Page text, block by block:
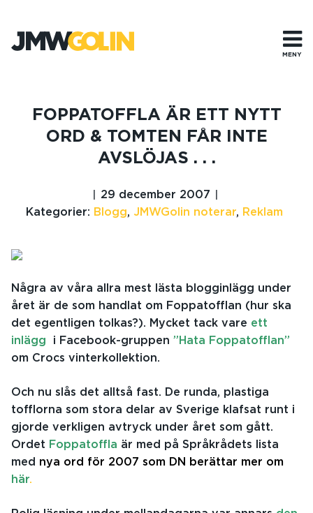
innehåll
MENY
FOPPATOFFLA ÄR ETT NYTT
ORD & TOMTEN FÅR INTE
AVSLÖJAS . . .
29 december 2007
Kategorier: Blogg, JMWGolin noterar, Reklam
Några av våra allra mest lästa blogginlägg under
året är de som handlat om Foppatofflan (hur ska
det egentligen tolkas?). Mycket tack vare ett
inlägg i Facebook-gruppen ”Hata Foppatofflan”
om Crocs vinterkollektion.
Och nu slås det alltså fast. De runda, plastiga
tofflorna som stora delar av Sverige klafsat runt i
gjorde verkligen avtryck under året som gått.
Ordet Foppatoffla är med på Språkrådets lista
med nya ord för 2007 som DN berättar mer om
här.